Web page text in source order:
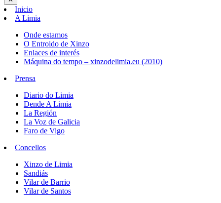
Inicio
A Limia
Onde estamos
O Entroido de Xinzo
Enlaces de interés
Máquina do tempo – xinzodelimia.eu (2010)
Prensa
Diario do Limia
Dende A Limia
La Región
La Voz de Galicia
Faro de Vigo
Concellos
Xinzo de Limia
Sandiás
Vilar de Barrio
Vilar de Santos